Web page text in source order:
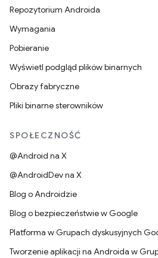
Repozytorium Androida
Wymagania
Pobieranie
Wyświetl podgląd plików binarnych
Obrazy fabryczne
Pliki binarne sterowników
SPOŁECZNOŚĆ
@Android na X
@AndroidDev na X
Blog o Androidzie
Blog o bezpieczeństwie w Google
Platforma w Grupach dyskusyjnych
Tworzenie aplikacji na Androida w